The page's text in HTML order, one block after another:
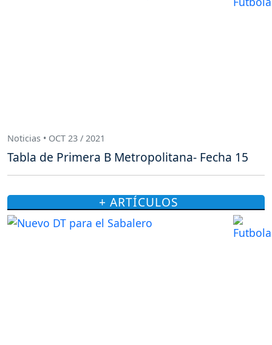
Noticias • OCT 23 / 2021
Tabla de Primera B Metropolitana- Fecha 15
+ ARTÍCULOS